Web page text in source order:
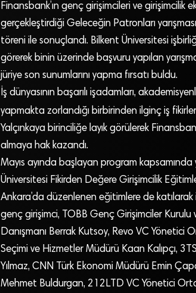
Finansbank’ın genç girişimcileri ve girişimcilik
gerçekleştirdiği Geleceğin Patronları
töreni ile sonuçlandı. Bilkent Üniversitesi
görerek binin üzerinde başvuru yapılan
jüriye son sunumlarını yapma fırsatı buldu.
İş dünyasının başarılı işadamları,
yapmakta zorlandığı birbirinden ilginç iş
Yalçınkaya birinciliğe layık görülerek
almaya hak kazandı.
Mayıs ayında başlayan program
Üniversitesi Fikirden Değere Girişimcilik
Ankara’da düzenlenen eğitimlere de
genç girişimci, TOBB Genç Girişimciler Kurulu
Danışmanı Berrak Kutsoy, Revo VC Yönetici
Seçimi ve Hizmetler Müdürü Kaan Kalıpçı,
Yılmaz, CNN Türk Ekonomi Müdürü Emin
Mehmet Buldurgan, 212LTD VC Yönetici